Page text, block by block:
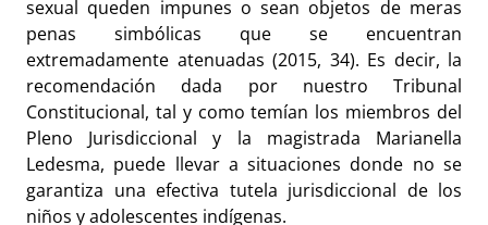
sexual queden impunes o sean objetos de meras
penas simbólicas que se encuentran
extremadamente atenuadas (2015, 34). Es decir, la
recomendación dada por nuestro Tribunal
Constitucional, tal y como temían los miembros del
Pleno Jurisdiccional y la magistrada Marianella
Ledesma, puede llevar a situaciones donde no se
garantiza una efectiva tutela jurisdiccional de los
niños y adolescentes indígenas.